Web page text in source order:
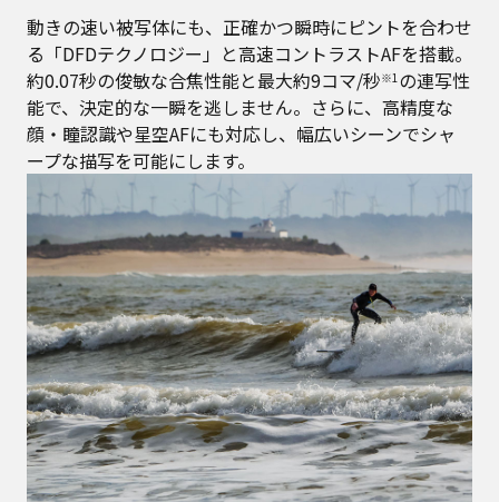
動きの速い被写体にも、正確かつ瞬時にピントを合わせ
る「DFDテクノロジー」と高速コントラストAFを搭載。
約0.07秒の俊敏な合焦性能と最大約9コマ/秒※1 の連写性
能で、決定的な一瞬を逃しません。さらに、高精度な
顔・瞳認識や星空AFにも対応し、幅広いシーンでシャ
ープな描写を可能にします。